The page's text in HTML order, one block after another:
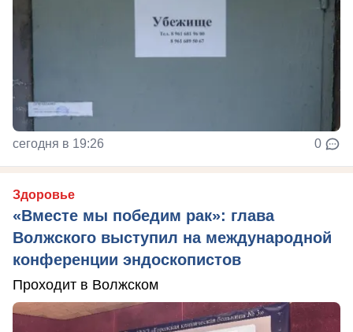
сегодня в 19:26 0
Здоровье
«Вместе мы победим рак»: глава
Волжского выступил на международной
конференции эндоскопистов
Проходит в Волжском